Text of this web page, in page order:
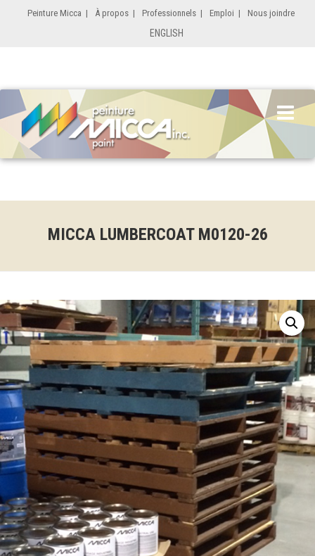
Peinture Micca | À propos | Professionnels | Emploi | Nous joindre
ENGLISH
MICCA LUMBERCOAT M0120-26